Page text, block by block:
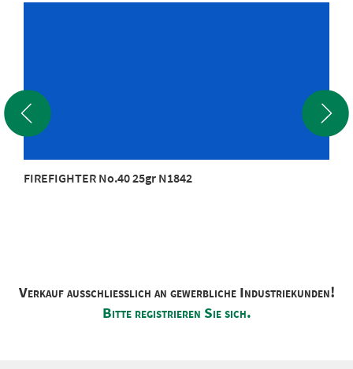
FIREFIGHTER No.40 25gr N1842
Verkauf ausschliesslich an gewerbliche Industriekunden!
Bitte registrieren Sie sich.